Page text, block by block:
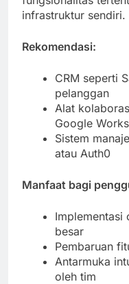
infrastruktur sendiri.
Rekomendasi:
CRM seperti
pelanggan
Alat
Google
Sistem
atau Auth0
Manfaat bagi
Implementasi
besar
Pembaruan
Antarmuka
oleh tim